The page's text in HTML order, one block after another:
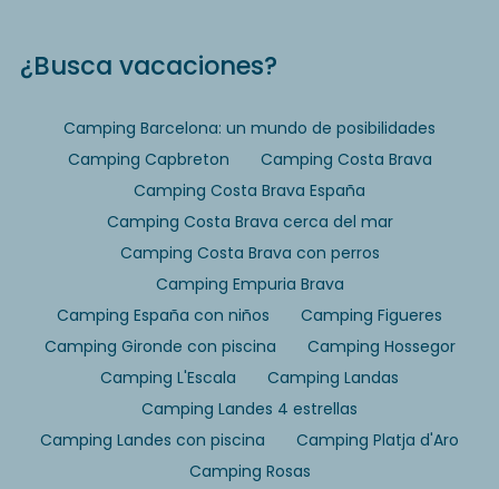
¿Busca vacaciones?
Camping Barcelona: un mundo de posibilidades
Camping Capbreton
Camping Costa Brava
Camping Costa Brava España
Camping Costa Brava cerca del mar
Camping Costa Brava con perros
Camping Empuria Brava
Camping España con niños
Camping Figueres
Camping Gironde con piscina
Camping Hossegor
Camping L'Escala
Camping Landas
Camping Landes 4 estrellas
Camping Landes con piscina
Camping Platja d'Aro
Camping Rosas